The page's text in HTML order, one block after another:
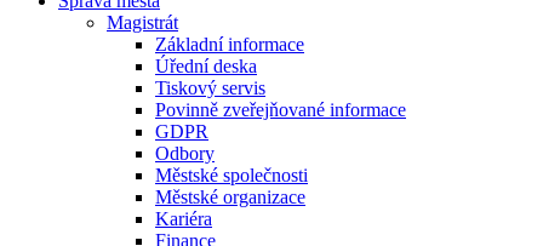
Magistrát
Základní informace
Úřední deska
Tiskový servis
Povinně zveřejňované informace
GDPR
Odbory
Městské společnosti
Městské organizace
Kariéra
Finance